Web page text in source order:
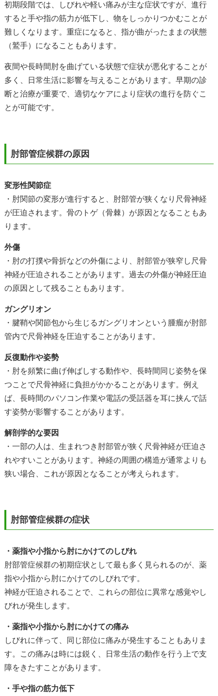
初期段階では、しびれや軽い痛みが主な症状ですが、進行
すると手や指の筋力が低下し、物をしっかりつかむことが
難しくなります。重症になると、指が曲がったままの状態
（鷲手）になることもあります。
夜間や長時間肘を曲げている状態で症状が悪化することが
多く、日常生活に影響を与えることがあります。早期の診
断と治療が重要で、適切なケアにより症状の進行を防ぐこ
とが可能です。
肘部管症候群の原因
変形性関節症
・肘関節の変形が進行すると、肘部管が狭くなり尺骨神経
が圧迫されます。骨のトゲ（骨棘）が原因となることもあ
ります。
外傷
・肘の打撲や骨折などの外傷により、肘部管が狭窄し尺骨
神経が圧迫されることがあります。過去の外傷が神経圧迫
の原因として残ることもあります。
ガングリオン
・腱鞘や関節包から生じるガングリオンという腫瘤が肘部
管内で尺骨神経を圧迫することがあります。
反復動作や姿勢
・肘を頻繁に曲げ伸ばしする動作や、長時間同じ姿勢を保
つことで尺骨神経に負担がかかることがあります。例え
ば、長時間のパソコン作業や電話の受話器を耳に挟んで話
す姿勢が影響することがあります。
解剖学的な要因
・一部の人は、生まれつき肘部管が狭く尺骨神経が圧迫さ
れやすいことがあります。神経の周囲の構造が通常よりも
狭い場合、これが原因となることが考えられます。
肘部管症候群の症状
・薬指や小指から肘にかけてのしびれ
肘部管症候群の初期症状として最も多く見られるのが、薬
指や小指から肘にかけてのしびれです。
神経が圧迫されることで、これらの部位に異常な感覚やし
びれが発生します。
・薬指や小指から肘にかけての痛み
しびれに伴って、同じ部位に痛みが発生することもありま
す。この痛みは時には鋭く、日常生活の動作を行う上で支
障をきたすことがあります。
・手や指の筋力低下